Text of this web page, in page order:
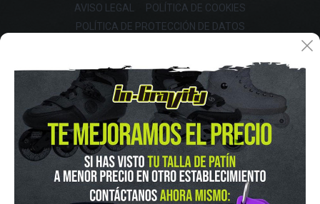
AVISO LEGAL
POLÍTICA DE COOKIES
POLÍTICA DE PROTECCIÓN DE DATOS
FINANCIA CON: